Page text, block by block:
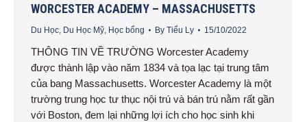
WORCESTER ACADEMY – MASSACHUSETTS
Du Học Du Học Mỹ Học bổng By Tiểu Ly 15/10/2022
THÔNG TIN VỀ TRƯỜNG Worcester Academy
được thành lập vào năm 1834 và tọa lạc tại trung tâm
của bang Massachusetts. Worcester Academy là một
trường trung học tư thục nội trú và bán trú nằm rất gần
với Boston, đem lại những lợi ích cho học sinh khi